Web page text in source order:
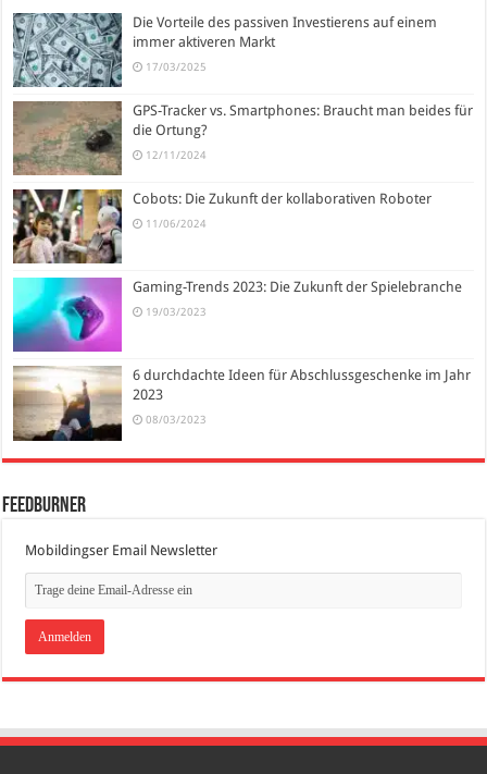
Die Vorteile des passiven Investierens auf einem
immer aktiveren Markt
17/03/2025
GPS-Tracker vs. Smartphones: Braucht man beides für
die Ortung?
12/11/2024
Cobots: Die Zukunft der kollaborativen Roboter
11/06/2024
Gaming-Trends 2023: Die Zukunft der Spielebranche
19/03/2023
6 durchdachte Ideen für Abschlussgeschenke im Jahr
2023
08/03/2023
FeedBurner
Mobildingser Email Newsletter